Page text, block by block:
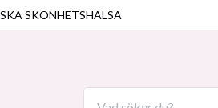
SKÖNHETSHÄLSA